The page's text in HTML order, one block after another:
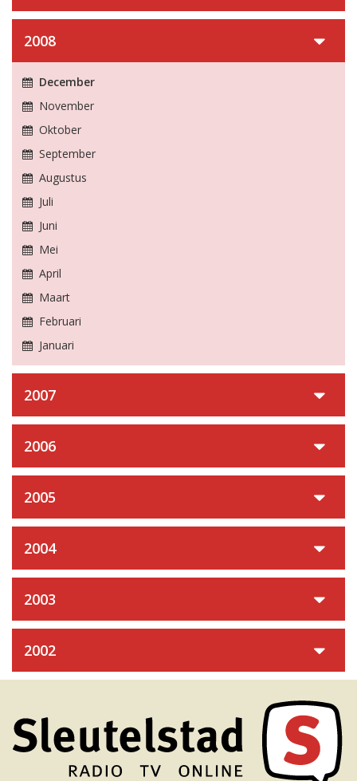
2008
December
November
Oktober
September
Augustus
Juli
Juni
Mei
April
Maart
Februari
Januari
2007
2006
2005
2004
2003
2002